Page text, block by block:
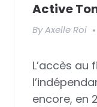
Active
ByAxelle Roi
L’accès au
encore, en